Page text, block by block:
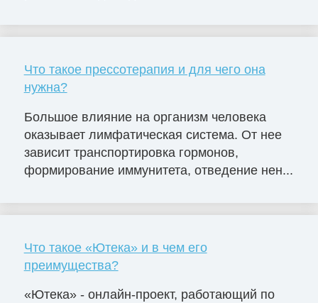
Что такое прессотерапия и для чего она
нужна?
Большое влияние на организм человека
оказывает лимфатическая система. От нее
зависит транспортировка гормонов,
формирование иммунитета, отведение нен...
Что такое «Ютека» и в чем его
преимущества?
«Ютека» - онлайн-проект, работающий по